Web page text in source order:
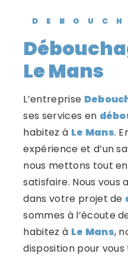
débouchage évier à
Le Mans
L’entreprise
ses services en
habitez à Le Mans.
expérience et d’un
nous mettons tout
satisfaire. Nous vous
dans votre projet de
sommes à l’écoute
habitez à Le Mans,
disposition pour